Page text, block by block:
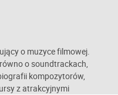
o muzyce filmowej.
o soundtrackach,
kompozytorów,
z atrakcyjnymi